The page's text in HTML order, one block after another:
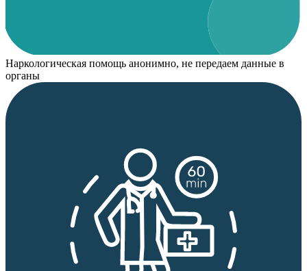
Наркологическая помощь анонимно, не передаем данные в
органы